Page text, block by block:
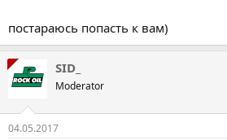
постараюсь попасть к вам)
SID_
Moderator
04.05.2017